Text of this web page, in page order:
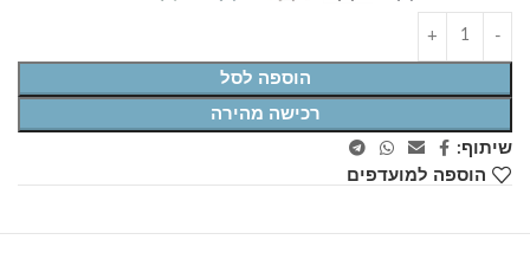
הוספה לסל
רכישה מהירה
שיתוף:
הוספה למועדפים